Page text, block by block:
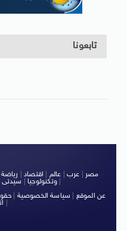
تابعونا
مصر عرب عالم اقتصاد رياضة
وتكنولوجيا| سيدتى
|
عن الموقع
سياسة الخصوصية